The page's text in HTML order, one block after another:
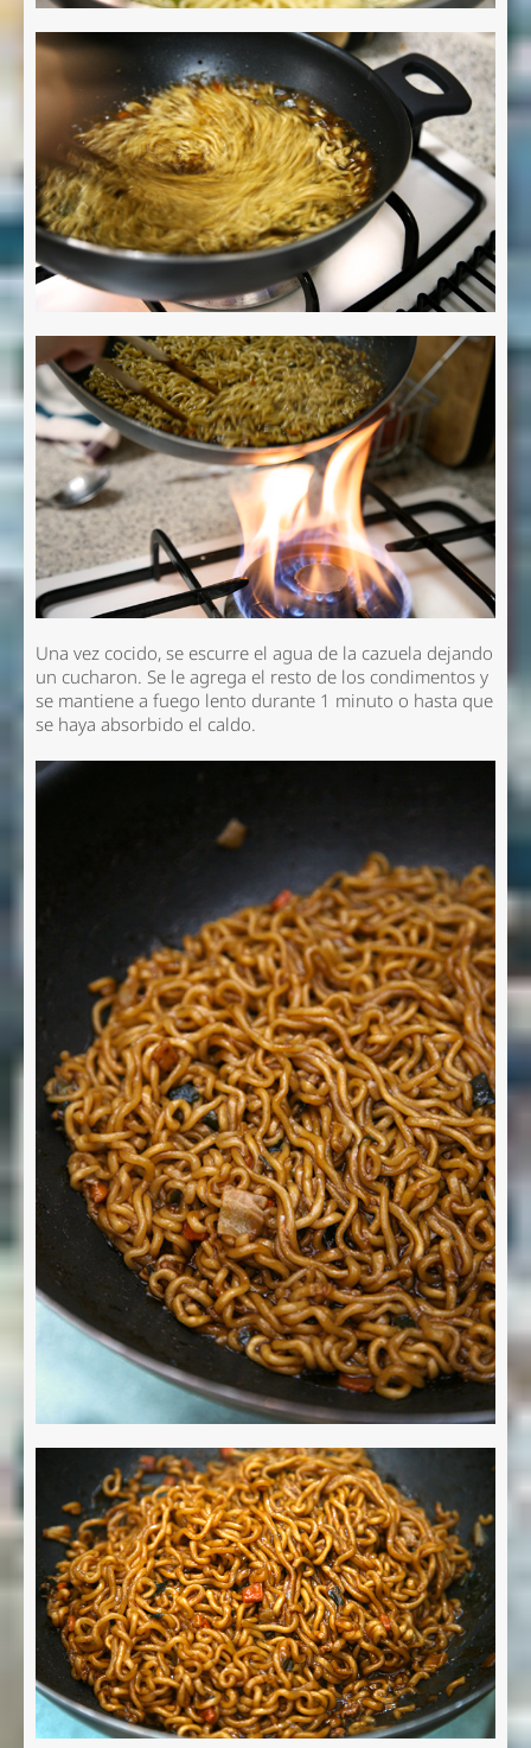
Una vez cocido, se escurre el agua de la cazuela dejando
un cucharon. Se le agrega el resto de los condimentos y
se mantiene a fuego lento durante 1 minuto o hasta que
se haya absorbido el caldo.